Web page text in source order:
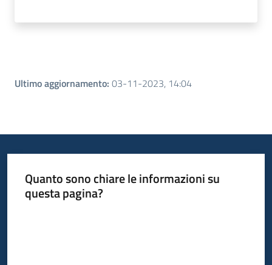
Ultimo aggiornamento: 03-11-2023, 14:04
Quanto sono chiare le informazioni su
questa pagina?